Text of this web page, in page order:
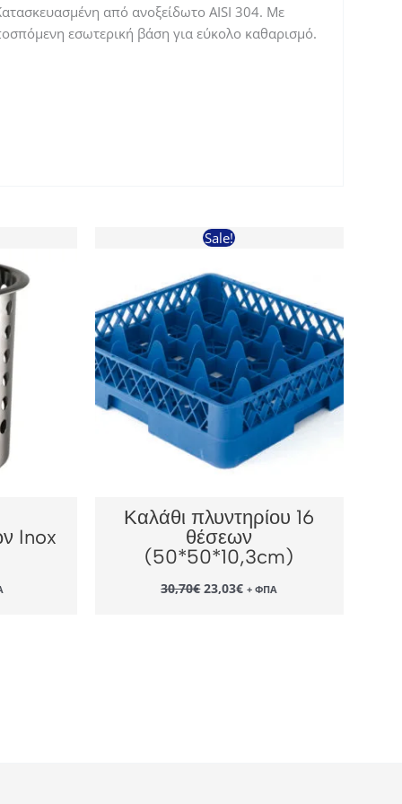
από ανοξείδωτο AISI 304. Με
εσωτερική βάση για εύκολο καθαρισμό.
Inox
Sale!
Καλάθι πλυντηρίου 16
θέσεων
(50*50*10,3cm)
30,70€ Original
price
23,03€Η
τρέχουσα
+ ΦΠΑ